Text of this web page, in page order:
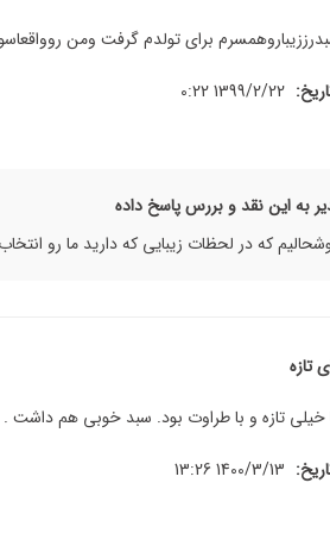
برای تولدم گرفت ومن
1399/2/22 0:22
به این نقد و بررس پاسخ داده
که در لحظات زیبایی که دارید ما رو
تازه
تازه و با طراوت بود. سبد خوبی هم داشت .
1400/3/13 13:26